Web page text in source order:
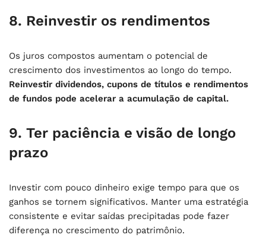
8. Reinvestir os rendimentos
Os juros compostos aumentam o potencial de
crescimento dos investimentos ao longo do tempo.
Reinvestir dividendos, cupons de títulos e rendimentos
de fundos pode acelerar a acumulação de capital.
9. Ter paciência e visão de longo
prazo
Investir com pouco dinheiro exige tempo para que os
ganhos se tornem significativos. Manter uma estratégia
consistente e evitar saídas precipitadas pode fazer
diferença no crescimento do patrimônio.